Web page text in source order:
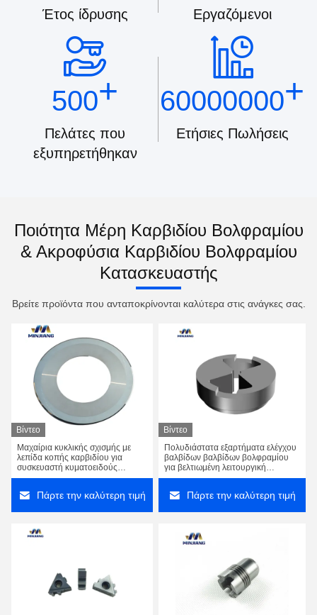
Έτος ίδρυσης Εργαζόμενοι
500+
Πελάτες που
εξυπηρετήθηκαν
60000000+
Ετήσιες Πωλήσεις
Ποιότητα Μέρη Καρβιδίου Βολφραμίου
& Ακροφύσια Καρβιδίου Βολφραμίου
Κατασκευαστής
Βρείτε προϊόντα που ανταποκρίνονται καλύτερα στις ανάγκες σας.
Βίντεο
Μαχαίρια κυκλικής σχισμής με
λεπίδα κοπής καρβιδίου για
συσκευαστή κυματοειδούς
χαρτιάς
Πάρτε την καλύτερη τιμή
Βίντεο
Πολυδιάστατα εξαρτήματα ελέγχου
βαλβίδων βαλβίδων βολφραμίου
για βελτιωμένη λειτουργική
αποτελεσματικότητα
Πάρτε την καλύτερη τιμή